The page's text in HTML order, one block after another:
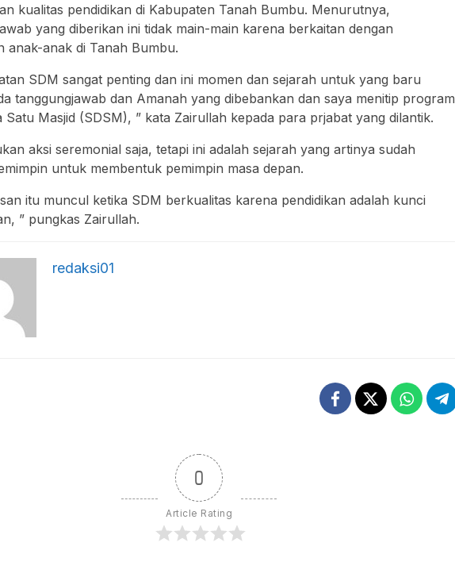
kualitas pendidikan di Kabupaten Tanah Bumbu. Menurutnya,
yang diberikan ini tidak main-main karena berkaitan dengan
anak-anak di Tanah Bumbu.
SDM sangat penting dan ini momen dan sejarah untuk yang baru
tanggungjawab dan Amanah yang dibebankan dan saya menitip program
Satu Masjid (SDSM), ” kata Zairullah kepada para prjabat yang dilantik.
aksi seremonial saja, tetapi ini adalah sejarah yang artinya sudah
untuk membentuk pemimpin masa depan.
itu muncul ketika SDM berkualitas karena pendidikan adalah kunci
” pungkas Zairullah.
redaksi01
0
Article Rating